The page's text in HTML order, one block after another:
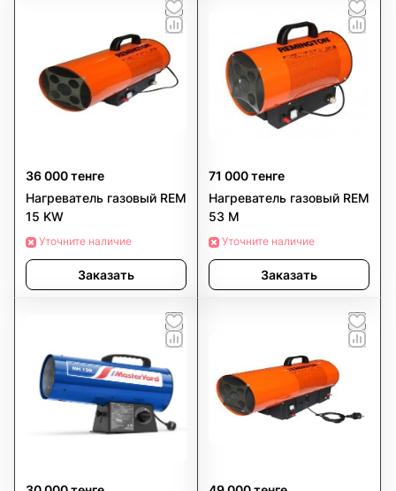
36 000 тенге
Нагреватель газовый REM
15 KW
Уточните наличие
Заказать
71 000 тенге
Нагреватель газовый REM
53 M
Уточните наличие
Заказать